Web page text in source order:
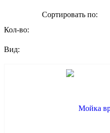
Сортировать по:
Кол-во:
Вид: